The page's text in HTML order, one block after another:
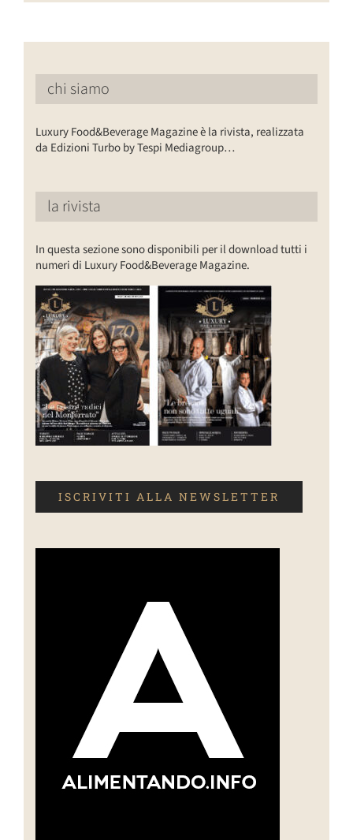
chi siamo
Luxury Food&Beverage Magazine è la rivista, realizzata
da Edizioni Turbo by Tespi Mediagroup…
la rivista
In questa sezione sono disponibili per il download tutti i
numeri di Luxury Food&Beverage Magazine.
ISCRIVITI ALLA NEWSLETTER